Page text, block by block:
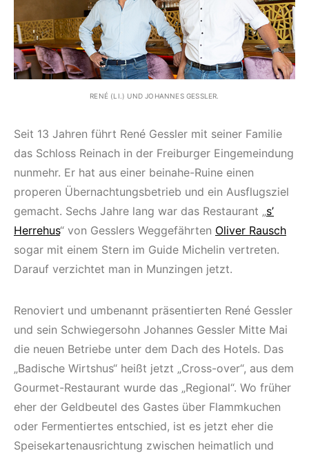
RENÉ (LI.) UND JOHANNES GESSLER.
Seit 13 Jahren führt René Gessler mit seiner Familie
das Schloss Reinach in der Freiburger Eingemeindung
nunmehr. Er hat aus einer beinahe-Ruine einen
properen Übernachtungsbetrieb und ein Ausflugsziel
gemacht. Sechs Jahre lang war das Restaurant „s’
Herrehus“ von Gesslers Weggefährten Oliver Rausch
sogar mit einem Stern im Guide Michelin vertreten.
Darauf verzichtet man in Munzingen jetzt.
Renoviert und umbenannt präsentierten René Gessler
und sein Schwiegersohn Johannes Gessler Mitte Mai
die neuen Betriebe unter dem Dach des Hotels. Das
„Badische Wirtshus“ heißt jetzt „Cross-over“, aus dem
Gourmet-Restaurant wurde das „Regional“. Wo früher
eher der Geldbeutel des Gastes über Flammkuchen
oder Fermentiertes entschied, ist es jetzt eher die
Speisekartenausrichtung zwischen heimatlich und